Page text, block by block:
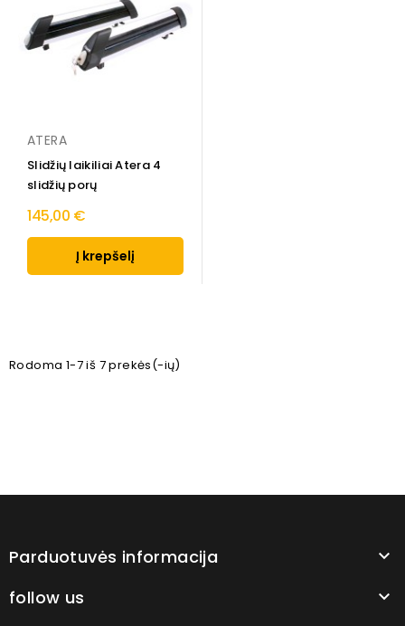
ATERA
Slidžių laikiliai Atera 4
slidžių porų
145,00 €
Į krepšelį
Rodoma 1-7 iš 7 prekės(-ių)
Parduotuvės informacija 
follow us 